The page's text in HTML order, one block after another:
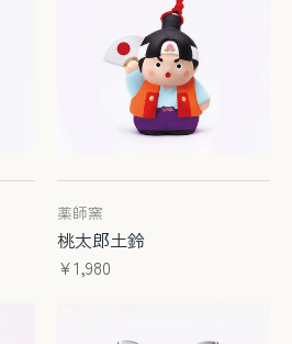
薬師窯
桃太郎土鈴
¥1,980